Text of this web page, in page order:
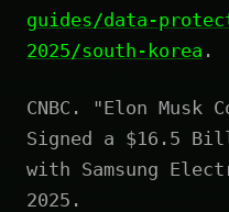
guides/data-
2025/south-korea .
CNBC. "Elon Musk
Signed a $16.5
with Samsung
2025.